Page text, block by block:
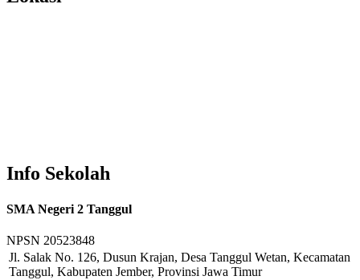
Info Sekolah
SMA Negeri 2 Tanggul
NPSN 20523848
Jl. Salak No. 126, Dusun Krajan, Desa Tanggul Wetan, Kecamatan
Tanggul, Kabupaten Jember, Provinsi Jawa Timur